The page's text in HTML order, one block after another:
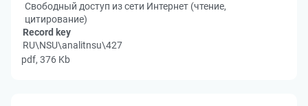
Свободный доступ из сети Интернет (чтение,
цитирование)
Record key
RU\NSU\analitnsu\427
pdf, 376 Kb